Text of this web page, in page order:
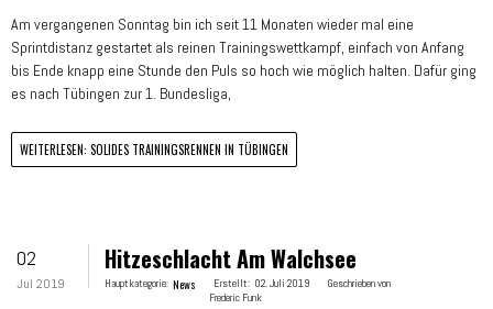
Am vergangenen Sonntag bin ich seit 11 Monaten wieder mal eine
Sprintdistanz gestartet als reinen Trainingswettkampf, einfach von Anfang
bis Ende knapp eine Stunde den Puls so hoch wie möglich halten. Dafür ging
es nach Tübingen zur 1. Bundesliga,
WEITERLESEN: SOLIDES TRAININGSRENNEN IN TÜBINGEN
02
Jul 2019
Hitzeschlacht Am Walchsee
Hauptkategorie: News Erstellt: 02. Juli 2019
Geschrieben von
Frederic Funk